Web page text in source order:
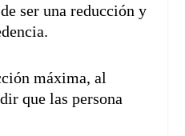
ser una reducción y
máxima, al
que las persona